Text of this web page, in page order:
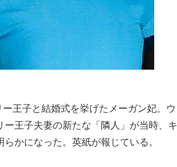
王子と結婚式を挙げたメーガン妃。ウ
王子夫妻の新たな「隣人」が当時、キ
かになった。英紙が報じている。